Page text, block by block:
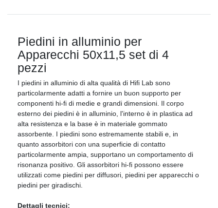
Piedini in alluminio per
Apparecchi 50x11,5 set di 4
pezzi
I piedini in alluminio di alta qualità di Hifi Lab sono
particolarmente adatti a fornire un buon supporto per
componenti hi-fi di medie e grandi dimensioni. Il corpo
esterno dei piedini è in alluminio, l'interno è in plastica ad
alta resistenza e la base è in materiale gommato
assorbente. I piedini sono estremamente stabili e, in
quanto assorbitori con una superficie di contatto
particolarmente ampia, supportano un comportamento di
risonanza positivo. Gli assorbitori hi-fi possono essere
utilizzati come piedini per diffusori, piedini per apparecchi o
piedini per giradischi.
Dettagli tecnici: